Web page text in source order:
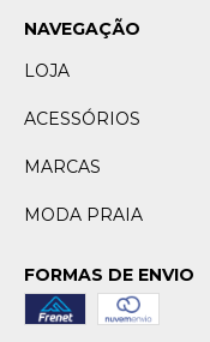
NAVEGAÇÃO
LOJA
ACESSÓRIOS
MARCAS
MODA PRAIA
FORMAS DE ENVIO